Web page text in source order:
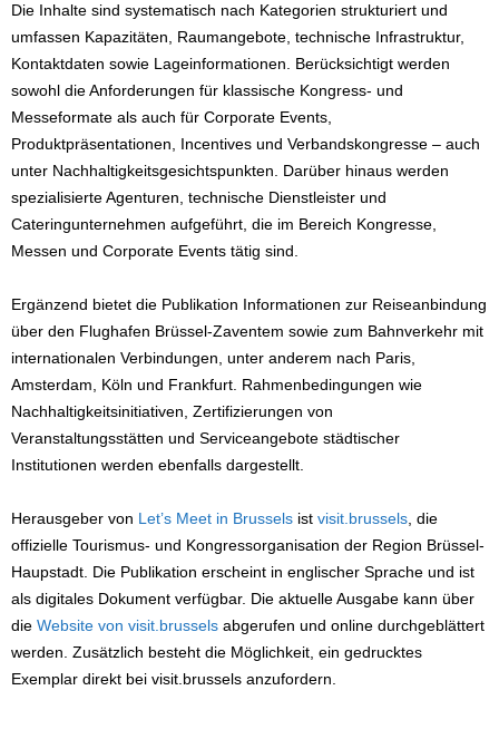
Die Inhalte sind systematisch nach Kategorien strukturiert und
umfassen Kapazitäten, Raumangebote, technische Infrastruktur,
Kontaktdaten sowie Lageinformationen. Berücksichtigt werden
sowohl die Anforderungen für klassische Kongress- und
Messeformate als auch für Corporate Events,
Produktpräsentationen, Incentives und Verbandskongresse – auch
unter Nachhaltigkeitsgesichtspunkten. Darüber hinaus werden
spezialisierte Agenturen, technische Dienstleister und
Cateringunternehmen aufgeführt, die im Bereich Kongresse,
Messen und Corporate Events tätig sind.
Ergänzend bietet die Publikation Informationen zur Reiseanbindung
über den Flughafen Brüssel-Zaventem sowie zum Bahnverkehr mit
internationalen Verbindungen, unter anderem nach Paris,
Amsterdam, Köln und Frankfurt. Rahmenbedingungen wie
Nachhaltigkeitsinitiativen, Zertifizierungen von
Veranstaltungsstätten und Serviceangebote städtischer
Institutionen werden ebenfalls dargestellt.
Herausgeber von Let’s Meet in Brussels ist visit.brussels , die
offizielle Tourismus- und Kongressorganisation der Region Brüssel-
Haupstadt. Die Publikation erscheint in englischer Sprache und ist
als digitales Dokument verfügbar. Die aktuelle Ausgabe kann über
die Website von visit.brussels abgerufen und online durchgeblättert
werden. Zusätzlich besteht die Möglichkeit, ein gedrucktes
Exemplar direkt bei visit.brussels anzufordern.